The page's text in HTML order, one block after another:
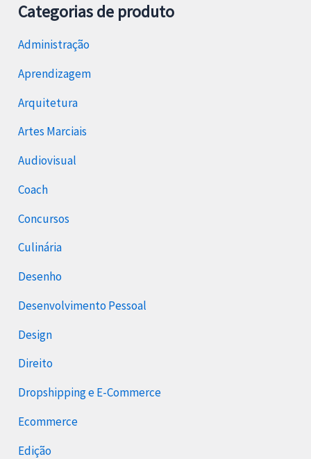
Categorias de produto
Administração
Aprendizagem
Arquitetura
Artes Marciais
Audiovisual
Coach
Concursos
Culinária
Desenho
Desenvolvimento Pessoal
Design
Direito
Dropshipping e E-Commerce
Ecommerce
Edição